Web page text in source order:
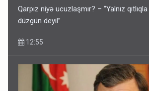
Qarpız niyə ucuzlaşmır? – “Yalnız
düzgün deyil”
12:55